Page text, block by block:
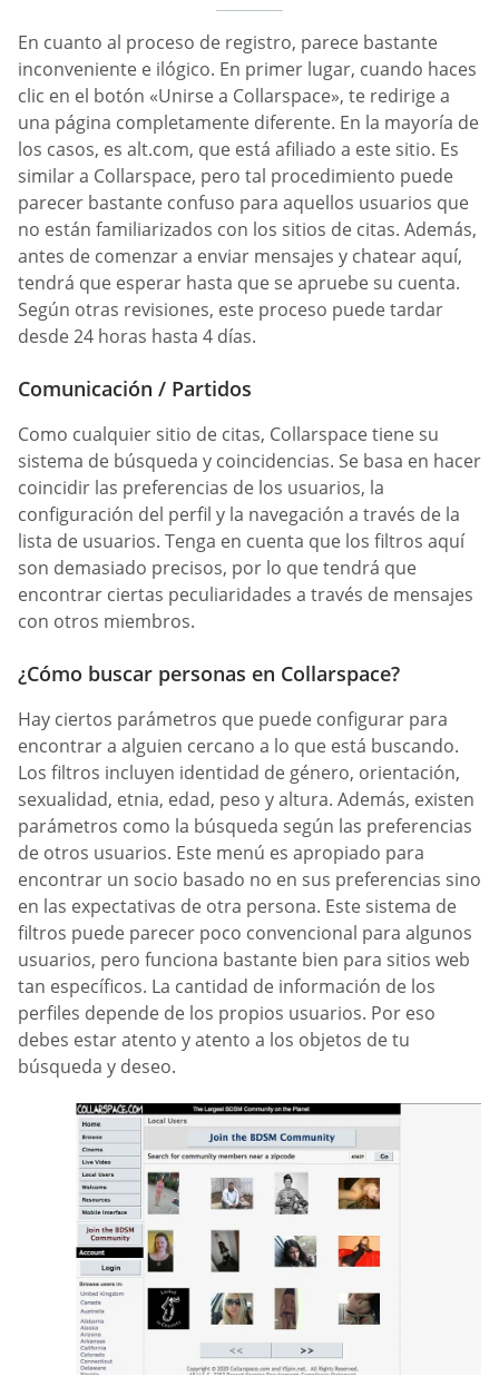
En cuanto al proceso de registro, parece bastante
inconveniente e ilógico. En primer lugar, cuando haces
clic en el botón «Unirse a Collarspace», te redirige a
una página completamente diferente. En la mayoría de
los casos, es alt.com, que está afiliado a este sitio. Es
similar a Collarspace, pero tal procedimiento puede
parecer bastante confuso para aquellos usuarios que
no están familiarizados con los sitios de citas. Además,
antes de comenzar a enviar mensajes y chatear aquí,
tendrá que esperar hasta que se apruebe su cuenta.
Según otras revisiones, este proceso puede tardar
desde 24 horas hasta 4 días.
Comunicación / Partidos
Como cualquier sitio de citas, Collarspace tiene su
sistema de búsqueda y coincidencias. Se basa en hacer
coincidir las preferencias de los usuarios, la
configuración del perfil y la navegación a través de la
lista de usuarios. Tenga en cuenta que los filtros aquí
son demasiado precisos, por lo que tendrá que
encontrar ciertas peculiaridades a través de mensajes
con otros miembros.
¿Cómo buscar personas en Collarspace?
Hay ciertos parámetros que puede configurar para
encontrar a alguien cercano a lo que está buscando.
Los filtros incluyen identidad de género, orientación,
sexualidad, etnia, edad, peso y altura. Además, existen
parámetros como la búsqueda según las preferencias
de otros usuarios. Este menú es apropiado para
encontrar un socio basado no en sus preferencias sino
en las expectativas de otra persona. Este sistema de
filtros puede parecer poco convencional para algunos
usuarios, pero funciona bastante bien para sitios web
tan específicos. La cantidad de información de los
perfiles depende de los propios usuarios. Por eso
debes estar atento y atento a los objetos de tu
búsqueda y deseo.